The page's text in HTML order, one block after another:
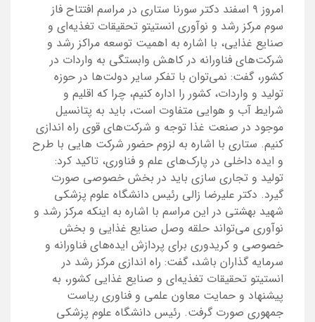
امروز ۹ اسفند دکتر سورنا ستاری در مراسم افتتاح فاز
سوم مرکز رشد و نوآوری انستیتو تحقیقات تغذیه‌ای و
صنایع غذایی، با اشاره به اهمیت توسعه مراکز رشد و
شرکت‌های فناورانه در کاهش وابستگی به واردات در
کشور، گفت: نمی‌توان با تفکر سایر دولت‌ها در حوزه
تولید و واردات، کشور را اداره کنیم، چرا که اقلیم و
شرایط آب و هوایی متفاوت است، باید به پتانسیل
موجود در صنعت غذا توجه و شرکت‌های قوی راه اندازی
کنیم. ستاری با اشاره به لزوم حضور شرکت هایی با طرح
و ایده داخلی در پارک‌های علم و فناوری، تاکید کرد:
تولید و تجاری سازی باید در بخش خصوصی صورت
گیرد. دکتر علیرضا زالی رئیس دانشگاه علوم پزشکی
شهید بهشتی در این مراسم با اشاره به اینکه مرکز رشد و
نوآوری می‌تواند حلقه وصل صنایع غذایی و بخش
خصوصی و کریدوری برای پردازش ایده‌های فناورانه و
سرمایه گذاران باشد، گفت: راه اندازی مرکز رشد در
انستیتو تحقیقات تغذیه‌ای و صنایع غذایی کشور، به
پیشنهاد و حمایت معاون علمی و فناوری ریاست
جمهوری صورت گرفت. رئیس دانشگاه علوم پزشکی